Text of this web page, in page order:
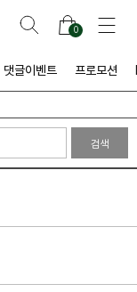
0
댓글이벤트 프로모션
검색